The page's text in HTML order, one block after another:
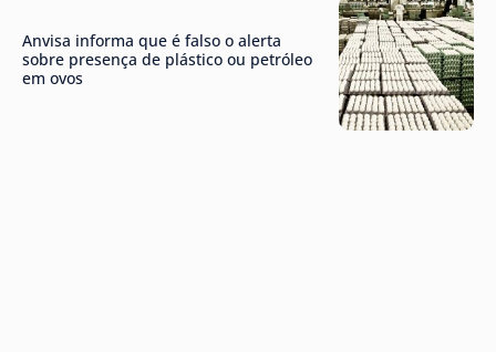
Anvisa informa que é falso o alerta
sobre presença de plástico ou petróleo
em ovos